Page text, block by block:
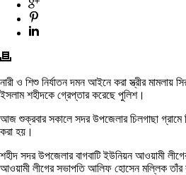
নারী ও শিশু নির্যাতন দমন আইনে করা স্ত্রীর মামলায়
ইসলাম শহীদকে গ্রেপ্তার করেছে পুলিশ।
আজ শুক্রবার সকালে সদর উপজেলার চিলগাছা গ্রামে
করা হয়।
শহীদ সদর উপজেলার বাগবাটি ইউনিয়ন আওয়ামী
আওয়ামী লীগের সভাপতি আলিফ হোসেন মল্লিক তাঁর